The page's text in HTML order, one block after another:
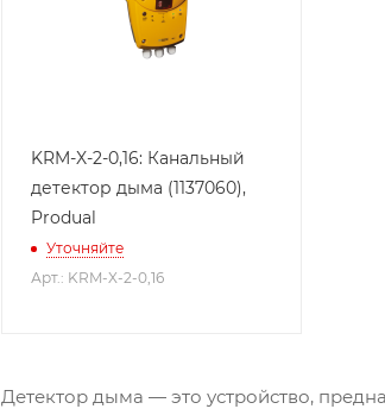
KRM-X-2-0,16: Канальный
детектор дыма (1137060),
Produal
Уточняйте
Арт.: KRM-X-2-0,16
Детектор дыма — это устройство,